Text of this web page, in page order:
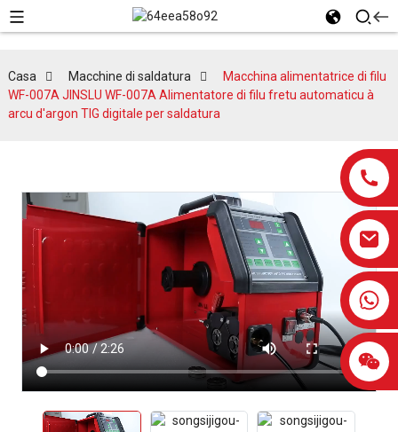
0086-13959638906
Casa Macchine di saldatura
Macchina alimentatrice di filu
WF-007A JINSLU WF-007A Alimentatore di filu fretu automaticu à
arcu d'argon TIG digitale per saldatura